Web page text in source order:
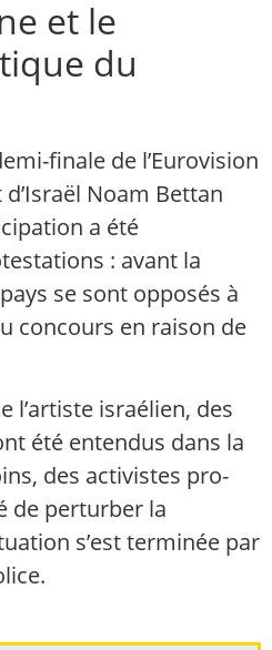
et le
du
finale de l’Eurovision
Noam Bettan
a été
: avant la
se sont opposés à
concours en raison de
l’artiste israélien, des
été entendus dans la
des activistes pro-
de perturber la
s’est terminée par